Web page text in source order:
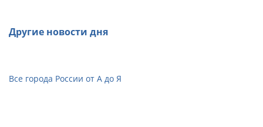
Другие новости дня
Все города России от А до Я